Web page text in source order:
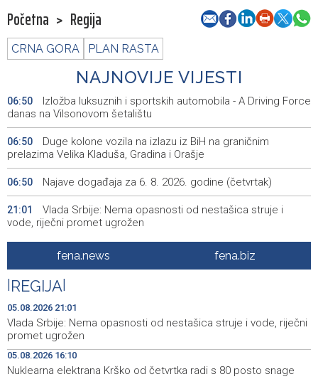
Početna > Regija
CRNA GORA PLAN RASTA
NAJNOVIJE VIJESTI
06:50
Izložba luksuznih i sportskih automobila - A Driving Force
danas na Vilsonovom šetalištu
06:50
Duge kolone vozila na izlazu iz BiH na graničnim
prelazima Velika Kladuša, Gradina i Orašje
06:50 Najave događaja za 6. 8. 2026. godine (četvrtak)
21:01
Vlada Srbije: Nema opasnosti od nestašica struje i
vode, riječni promet ugrožen
Rukometaši 'Slobode' ulaze u novu sezonu s ciljem
povratka u Premijer ligu
20:17
Ministarstvo za odgoj i obrazovanje KS razvilo sistem
stručne podrške prosvjetnim radnicima
19:32 Announcement of events for Thursday, 6 August 2026
19:26
Rise in electric scooter injuries among children; Biloš:
Head and facial injuries most common
fena.news fena.biz
REGIJA
05.08.2026 21:01
Vlada Srbije: Nema opasnosti od nestašica struje i vode, riječni
promet ugrožen
05.08.2026 16:10
Nuklearna elektrana Krško od četvrtka radi s 80 posto snage